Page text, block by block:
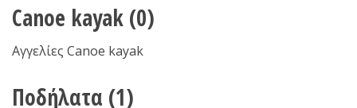
Canoe kayak (0)
Αγγελίες Canoe kayak
Ποδήλατα (1)